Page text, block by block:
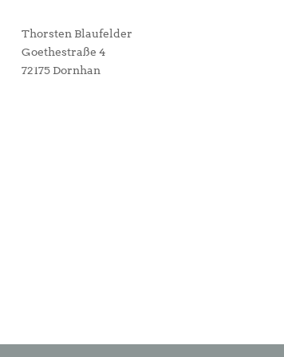
Thorsten Blaufelder
Goethestraße 4
72175 Dornhan